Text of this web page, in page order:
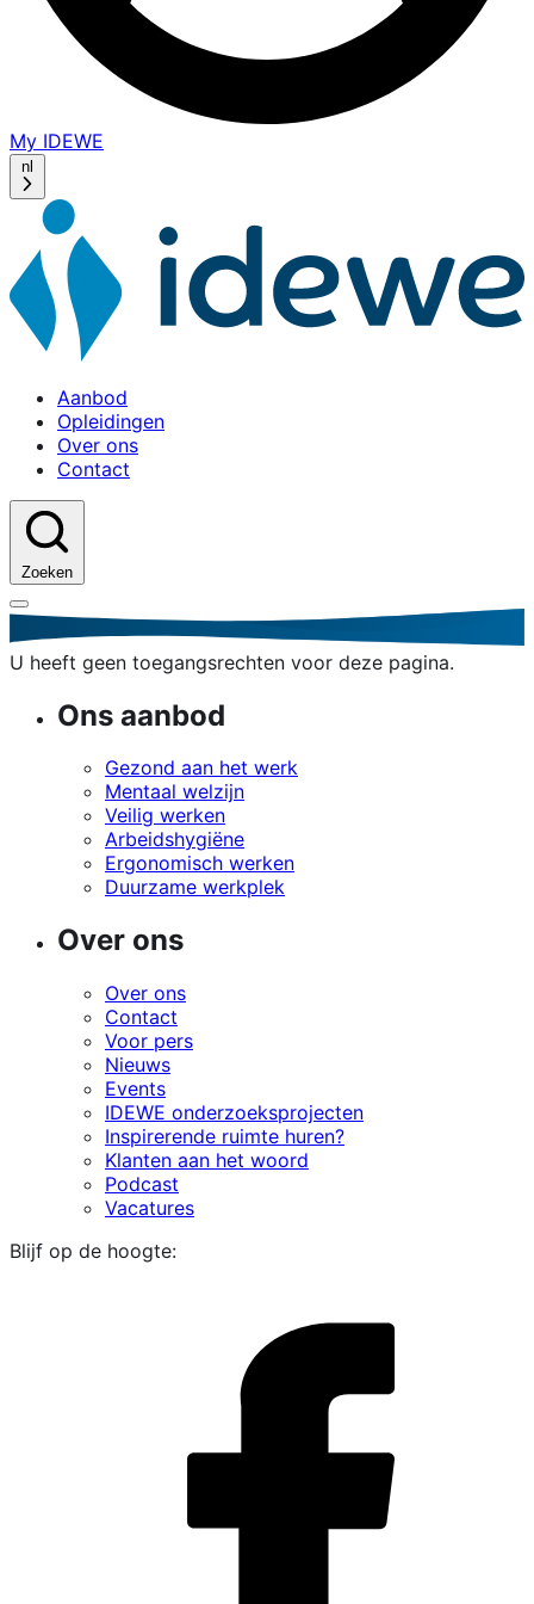
My IDEWE
window)
nl
Aanbod
Opleidingen
Over ons
Contact
Zoeken
U heeft geen toegangsrechten voor deze pagina.
Ons aanbod
Gezond aan het werk
Mentaal welzijn
Veilig werken
Arbeidshygiëne
Ergonomisch werken
Duurzame werkplek
Over ons
Over ons
Contact
Voor pers
Nieuws
Events
IDEWE onderzoeksprojecten
Inspirerende ruimte huren?
Klanten aan het woord
Podcast
Vacatures
Blijf op de hoogte: